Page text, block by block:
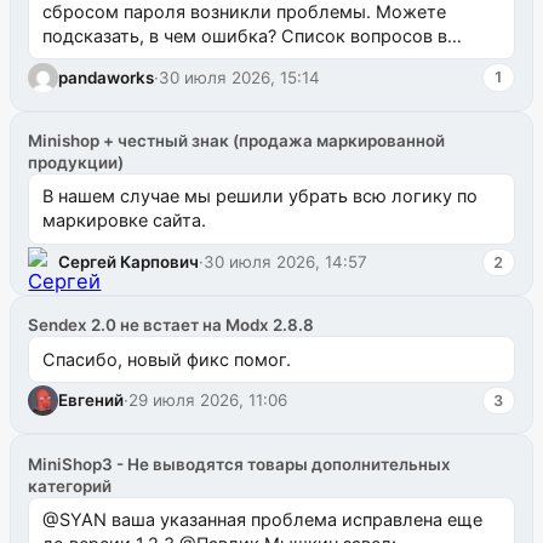
сбросом пароля возникли проблемы. Можете
подсказать, в чем ошибка? Список вопросов в
одноименном разделе на modx.pro пока пуст, и,...
pandaworks·30 июля 2026, 15:14 1
Minishop + честный знак (продажа маркированной
продукции)
В нашем случае мы решили убрать всю логику по
маркировке сайта.
Сергей Карпович·30 июля 2026, 14:57 2
Sendex 2.0 не встает на Modx 2.8.8
Спасибо, новый фикс помог.
Евгений·29 июля 2026, 11:06 3
MiniShop3 - Не выводятся товары дополнительных
категорий
@SYAN ваша указанная проблема исправлена еще